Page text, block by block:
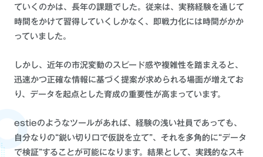
ていくのかは、長年の課題でした。従来は、実務経験を通じて
時間をかけて習得していくしかなく、即戦力化には時間がかか
っていました。
しかし、近年の市況変動のスピード感や複雑性を踏まえると、
迅速かつ正確な情報に基づく提案が求められる場面が増えてお
り、データを起点とした育成の重要性が高まっています。
estieのようなツールがあれば、経験の浅い社員であっても、
自分なりの“鋭い切り口で仮説を立て”、それを多角的に“データ
で検証”することが可能になります。結果として、実践的なスキ